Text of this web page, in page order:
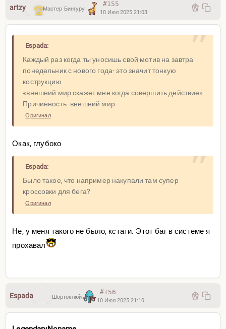
artzy Мастер Бингуру
#155
10 Июл 2025 21:03
Espada:
Каждый раз когда ты уносишь свой мотив на завтра
понедельник с нового года- это значит тонкую
кострукцию
«внешний мир скажет мне когда совершить действие»
Причинность- внешний мир
Оригинал
Окак, глубоко
Espada:
Было такое, что например накупали там супер
кроссовки для бега?
Оригинал
Не, у меня такого не было, кстати. Этот баг в системе я
прохавал
Espada Шортоклюй
#156
10 Июл 2025 21:10